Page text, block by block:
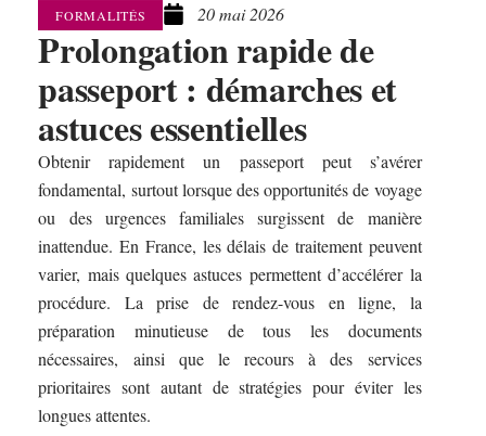
FORMALITÉS 20 mai 2026
Prolongation rapide de
passeport : démarches et
astuces essentielles
Obtenir rapidement un passeport peut s’avérer
fondamental, surtout lorsque des opportunités de voyage
ou des urgences familiales surgissent de manière
inattendue. En France, les délais de traitement peuvent
varier, mais quelques astuces permettent d’accélérer la
procédure. La prise de rendez-vous en ligne, la
préparation minutieuse de tous les documents
nécessaires, ainsi que le recours à des services
prioritaires sont autant de stratégies pour éviter les
longues attentes.